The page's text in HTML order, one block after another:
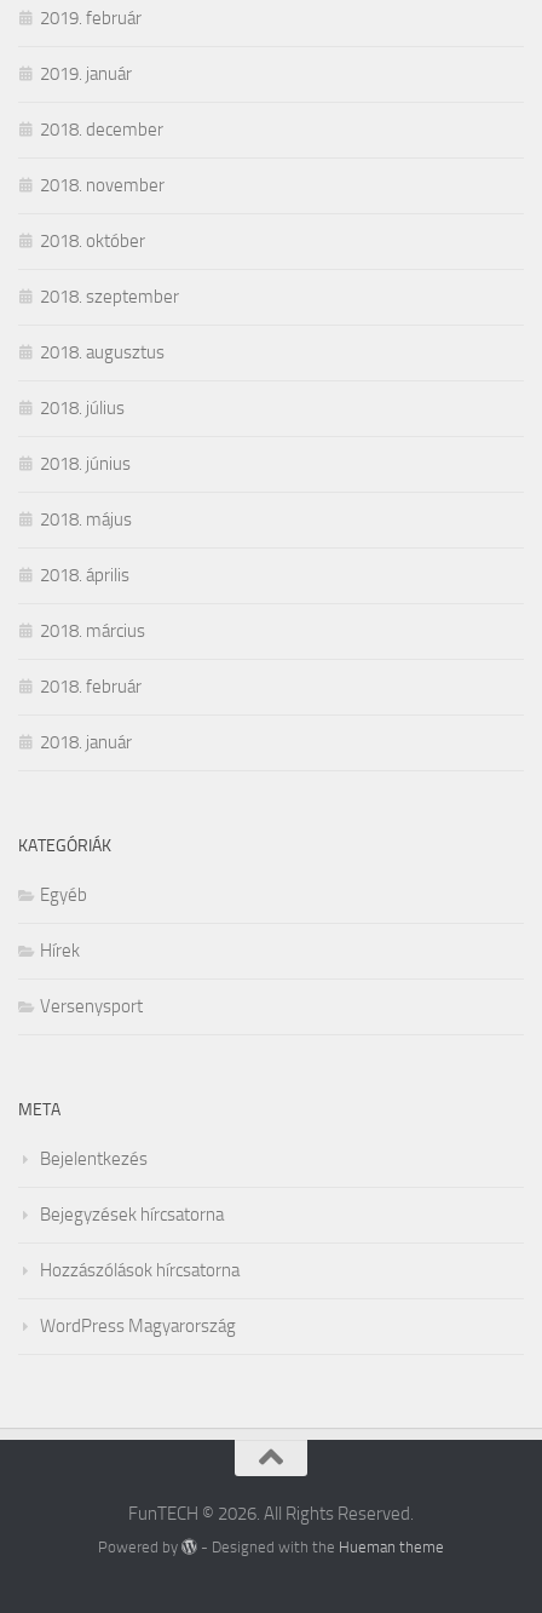
2019. február
2019. január
2018. december
2018. november
2018. október
2018. szeptember
2018. augusztus
2018. július
2018. június
2018. május
2018. április
2018. március
2018. február
2018. január
KATEGÓRIÁK
Egyéb
Hírek
Versenysport
META
Bejelentkezés
Bejegyzések hírcsatorna
Hozzászólások hírcsatorna
WordPress Magyarország
FunTECH © 2026. All Rights Reserved.
Powered by - Designed with the Hueman theme